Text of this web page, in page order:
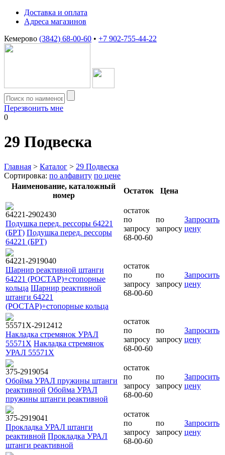
Доставка и оплата
Адреса магазинов
Кемерово (3842) 68-00-60 • +7 902-755-44-22
Перезвонить мне
0
29 Подвеска
Главная > Каталог > 29 Подвеска
Сортировка: по алфавиту по цене
Наименование, каталожный
номер
Остаток Цена
64221-2902430
Подушка перед. рессоры 64221
(БРТ) Подушка перед. рессоры
64221 (БРТ)
остаток
по
запросу
68-00-60
по
запросу
Запросить
цену
64221-2919040
Шарнир реактивной штанги
64221 (РОСТАР)+стопорные
кольца Шарнир реактивной
штанги 64221
(РОСТАР)+стопорные кольца
остаток
по
запросу
68-00-60
по
запросу
Запросить
цену
55571Х-2912412
Накладка стремянок УРАЛ
55571Х Накладка стремянок
УРАЛ 55571Х
остаток
по
запросу
68-00-60
по
запросу
Запросить
цену
375-2919054
Обойма УРАЛ пружины штанги
реактивной Обойма УРАЛ
пружины штанги реактивной
остаток
по
запросу
68-00-60
по
запросу
Запросить
цену
375-2919041
Прокладка УРАЛ штанги
реактивной Прокладка УРАЛ
штанги реактивной
остаток
по
запросу
68-00-60
по
запросу
Запросить
цену